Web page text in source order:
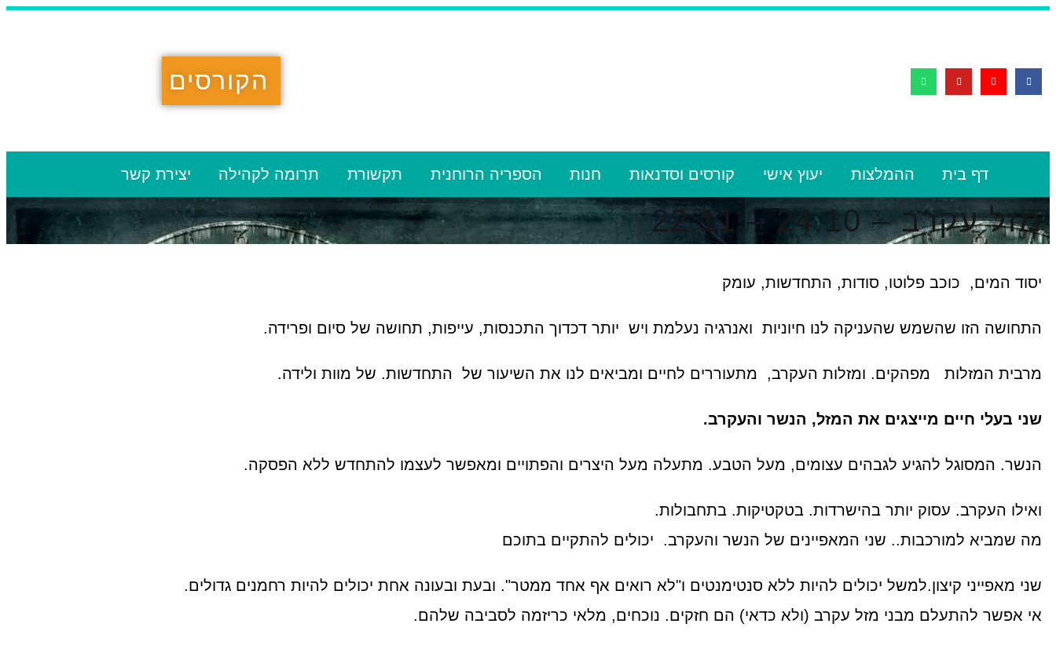
הקורסים
דף בית ההמלצות יעוץ אישי קורסים וסדנאות חנות הספריה הרוחנית תקשורת תרומה לקהילה יצירת קשר
מזל עקרב – 24.10 – 22.11
יסוד המים, כוכב פלוטו, סודות, התחדשות, עומק
התחושה הזו שהשמש שהעניקה לנו חיוניות ואנרגיה נעלמת ויש יותר דכדוך התכנסות, עייפות, תחושה של סיום ופרידה.
מרבית המזלות מפהקים. ומזלות העקרב, מתעוררים לחיים ומביאים לנו את השיעור של התחדשות. של מוות ולידה.
שני בעלי חיים מייצגים את המזל, הנשר והעקרב.
הנשר. המסוגל להגיע לגבהים עצומים, מעל הטבע. מתעלה מעל היצרים והפתויים ומאפשר לעצמו להתחדש ללא הפסקה.
ואילו העקרב. עסוק יותר בהישרדות. בטקטיקות. בתחבולות.
מה שמביא למורכבות.. שני המאפיינים של הנשר והעקרב. יכולים להתקיים בתוכם
שני מאפייני קיצון.למשל יכולים להיות ללא סנטימנטים ו"לא רואים אף אחד ממטר". ובעת ובעונה אחת יכולים להיות רחמנים גדולים.
אי אפשר להתעלם מבני מזל עקרב (ולא כדאי) הם חזקים. נוכחים, מלאי כריזמה לסביבה שלהם.